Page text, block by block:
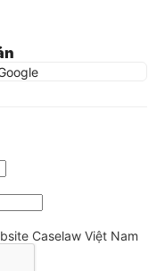
Caselaw Việt Nam